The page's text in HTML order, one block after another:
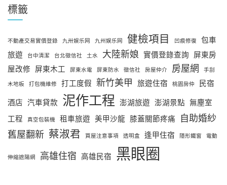
標籤
不動產交易實價登錄 九卅娱乐网 九州娱乐网 健檢項目 凹痕修復
包車
旅遊
台中清潔 台北徵信社 土水 大陸新娘 實價登錄查詢 屏東房
屋改修 屏東木工 屏東水電 屏東防水 徵信社 房屋仲介 房屋網
手刮
木地板
打包機維修 打工度假 新竹美甲 旅遊住宿 桃園房仲
民宿
酒店 汽車貸款 泥作工程 澎湖旅遊 澎湖景點 無塵室
工程
真空包裝機 租車旅遊 美甲沙龍 膝蓋關節疼痛
自助婚紗
舊屋翻新 蔡淑君 買屋注意事項 透明盒 逢甲住宿 隱形鐵窗 電動
伸縮遮陽網 高雄住宿 高雄民宿 黑眼圈